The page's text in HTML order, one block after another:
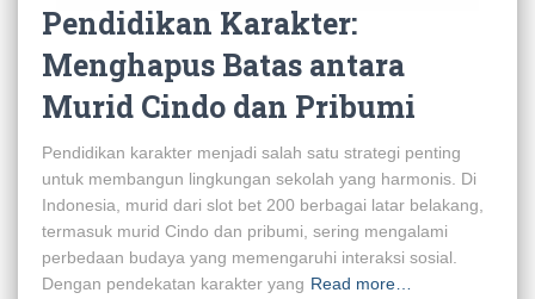
Pendidikan Karakter:
Menghapus Batas antara
Murid Cindo dan Pribumi
Pendidikan karakter menjadi salah satu strategi penting
untuk membangun lingkungan sekolah yang harmonis. Di
Indonesia, murid dari slot bet 200 berbagai latar belakang,
termasuk murid Cindo dan pribumi, sering mengalami
perbedaan budaya yang memengaruhi interaksi sosial.
Dengan pendekatan karakter yang Read more…